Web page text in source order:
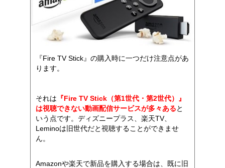
『Fire TV Stick』の購入時に一つだけ注意点があ
ります。
それは 『Fire TV Stick（第1世代・第2世代）』
は視聴できない動画配信サービスが多々あると
いう点です。ディズニープラス、楽天TV、
Leminoは旧世代だと視聴することができませ
ん。
Amazonや楽天で新品を購入する場合は、既に旧